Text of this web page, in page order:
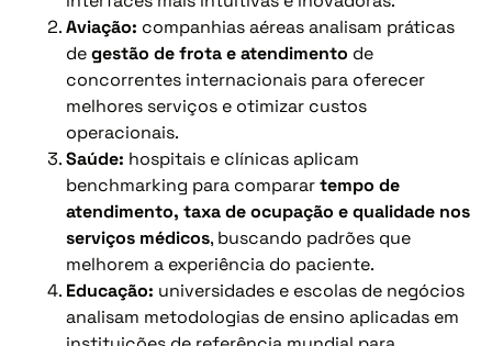
Aviação: companhias aéreas analisam práticas
degestão de frota e atendimento de
concorrentes internacionais para oferecer
melhores serviços e otimizar custos
operacionais.
Saúde: hospitais e clínicas aplicam
benchmarking para comparartempo de
atendimento, taxa de ocupação e qualidade nos
serviços médicos, buscando padrões que
melhorem a experiência do paciente.
Educação: universidades e escolas de negócios
analisam metodologias de ensino aplicadas em